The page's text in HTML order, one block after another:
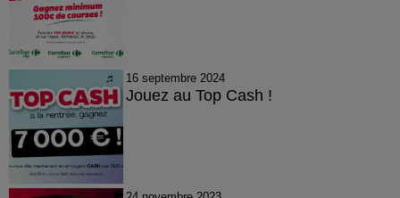
16 septembre 2024
Jouez au Top Cash !